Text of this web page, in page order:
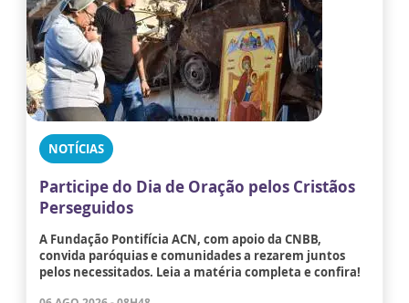
NOTÍCIAS
Participe do Dia de Oração pelos Cristãos
Perseguidos
A Fundação Pontifícia ACN, com apoio da CNBB,
convida paróquias e comunidades a rezarem juntos
pelos necessitados. Leia a matéria completa e confira!